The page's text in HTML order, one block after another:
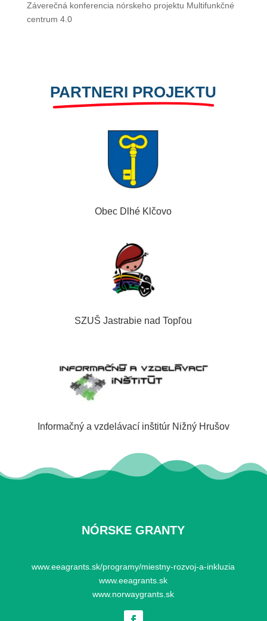
Záverečná konferencia nórskeho projektu Multifunkčné
centrum 4.0
PARTNERI PROJEKTU
Obec Dlhé Klčovo
SZUŠ Jastrabie nad Topľou
Informačný a vzdelávací inštitúr Nižný Hrušov
NÓRSKE GRANTY
www.eeagrants.sk/programy/miestny-rozvoj-a-inkluzia
www.eeagrants.sk
www.norwaygrants.sk